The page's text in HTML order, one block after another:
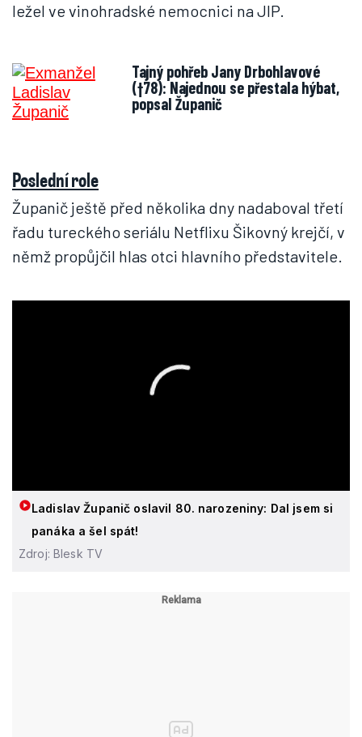
ležel ve vinohradské nemocnici na JIP.
Tajný pohřeb Jany Drbohlavové
(†78): Najednou se přestala hýbat,
popsal Županič
Poslední role
Županič ještě před několika dny nadaboval třetí
řadu tureckého seriálu Netflixu Šikovný krejčí, v
němž propůjčil hlas otci hlavního představitele.
Ladislav Županič oslavil 80. narozeniny: Dal jsem si
panáka a šel spát!
Zdroj: Blesk TV